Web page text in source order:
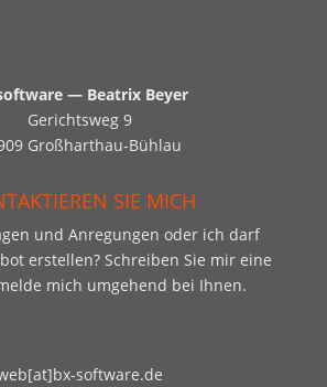
— Beatrix Beyer
Gerichtsweg 9
Großharthau-Bühlau
SIE MICH
und Anregungen oder ich darf
erstellen? Schreiben Sie mir eine
mich umgehend bei Ihnen.
software.de